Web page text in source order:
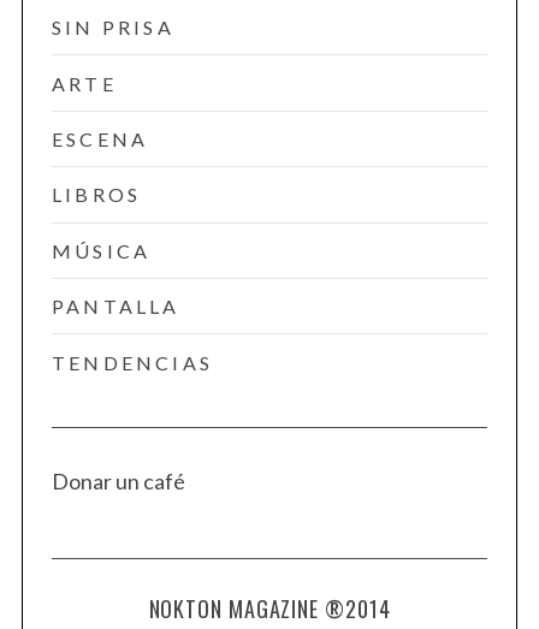
SIN PRISA
ARTE
ESCENA
LIBROS
MÚSICA
PANTALLA
TENDENCIAS
Donar un café
NOKTON MAGAZINE ®2014